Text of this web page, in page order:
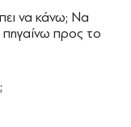
να κάνω; Να
πηγαίνω προς το